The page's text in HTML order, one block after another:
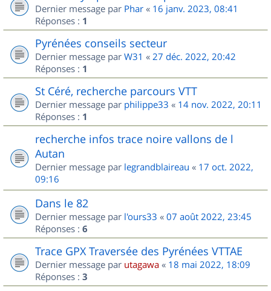
Dernier message par Phar « 16 janv. 2023, 08:41
Réponses : 1
Pyrénées conseils secteur
Dernier message par W31 « 27 déc. 2022, 20:42
Réponses : 1
St Céré, recherche parcours VTT
Dernier message par philippe33 « 14 nov. 2022, 20:11
Réponses : 1
recherche infos trace noire vallons de l
Autan
Dernier message par legrandblaireau « 17 oct. 2022,
09:16
Dans le 82
Dernier message par l'ours33 « 07 août 2022, 23:45
Réponses : 6
Trace GPX Traversée des Pyrénées VTTAE
Dernier message par utagawa « 18 mai 2022, 18:09
Réponses : 3